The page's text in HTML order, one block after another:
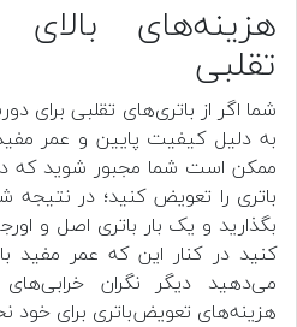
هزینه‌های
تقلبی
شما اگر از باتری‌های تقلبی برای
به دلیل کیفیت پایین و عمر
ممکن است شما مجبور شوید که
باتری را تعویض کنید؛ در نتیجه
بگذارید و یک بار باتری اصل و
کنید در کنار این که عمر مفید
می‌دهید دیگر نگران
هزینه‌های تعویض‌باتری برای خود